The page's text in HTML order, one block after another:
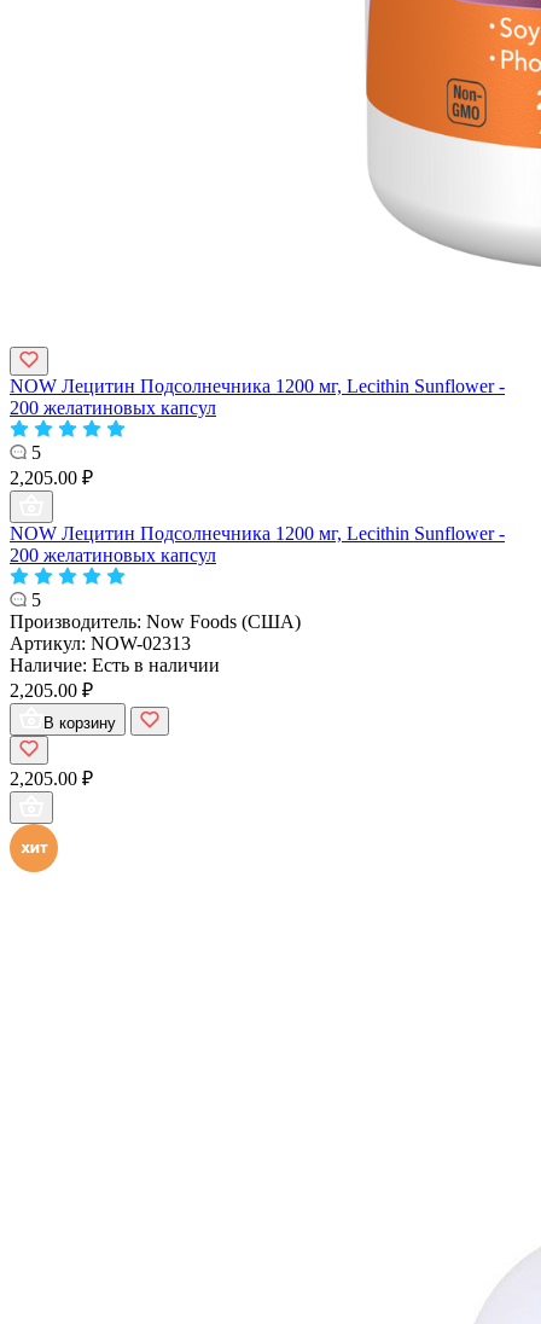
NOW Лецитин Подсолнечника 1200 мг, Lecithin Sunflower -
200 желатиновых капсул
5
2,205.00 ₽
NOW Лецитин Подсолнечника 1200 мг, Lecithin Sunflower -
200 желатиновых капсул
5
Производитель: Now Foods (США)
Артикул: NOW-02313
Наличие: Есть в наличии
2,205.00 ₽
В корзину
2,205.00 ₽